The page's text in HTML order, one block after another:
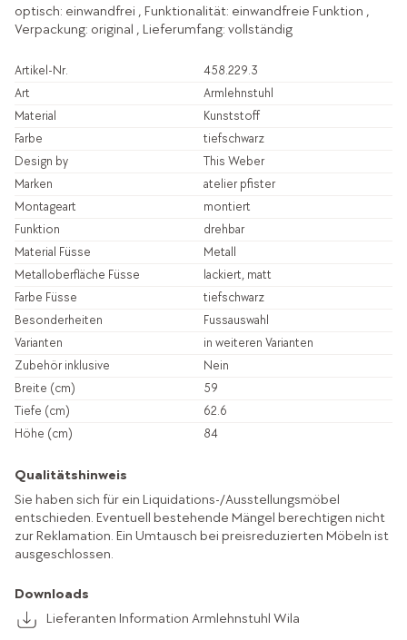
optisch: einwandfrei , Funktionalität: einwandfreie Funktion ,
Verpackung: original , Lieferumfang: vollständig
Artikel-Nr.
458.229.3
Art
Armlehnstuhl
Material
Kunststoff
Farbe
tiefschwarz
Design by
This Weber
Marken
atelier pfister
Montageart
montiert
Funktion
drehbar
Material Füsse
Metall
Metalloberfläche Füsse
lackiert, matt
Farbe Füsse
tiefschwarz
Besonderheiten
Fussauswahl
Varianten
in weiteren Varianten
Zubehör inklusive
Nein
Breite (cm)
59
Tiefe (cm)
62.6
Höhe (cm)
84
Qualitätshinweis
Sie haben sich für ein Liquidations-/Ausstellungsmöbel
entschieden. Eventuell bestehende Mängel berechtigen nicht
zur Reklamation. Ein Umtausch bei preisreduzierten Möbeln ist
ausgeschlossen.
Downloads
Lieferanten Information Armlehnstuhl Wila